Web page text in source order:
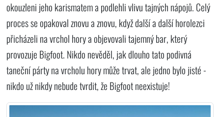
okouzleni jeho karismatem a podlehli vlivu tajných nápojů. Celý
proces se opakoval znovu a znovu, když další a další horolezci
přicházeli na vrchol hory a objevovali tajemný bar, který
provozuje Bigfoot. Nikdo nevěděl, jak dlouho tato podivná
taneční párty na vrcholu hory může trvat, ale jedno bylo jisté -
nikdo už nikdy nebude tvrdit, že Bigfoot neexistuje!